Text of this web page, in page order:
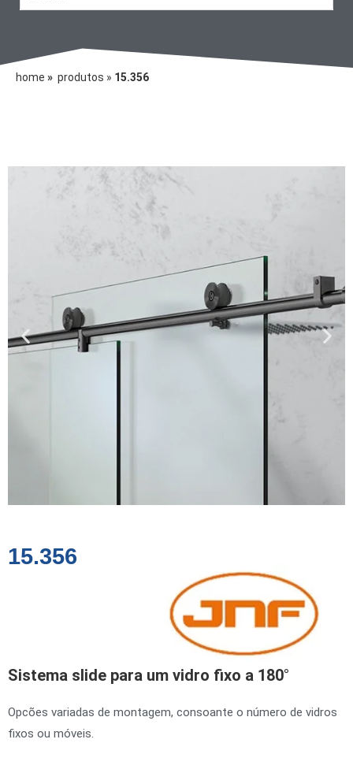
home » produtos » 15.356
15.356
Sistema slide para um vidro fixo a 180°
Opcões variadas de montagem, consoante o número de vidros
fixos ou móveis.